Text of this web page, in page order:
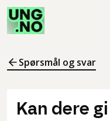
Spørsmål og svar
Kan dere